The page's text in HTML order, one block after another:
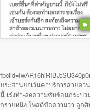
ประสานยกเว้นค่าบริการสายด่
นี้ เร่งทำ-ลดความซับซ้อนกระบ
กรายหนึ่ง โพสต์ข้อความว่า ลูก